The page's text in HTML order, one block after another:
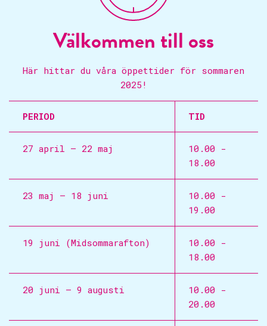
Välkommen till oss
Här hittar du våra öppettider för sommaren
2025!
PERIOD TID
27 april – 22 maj
10.00 -
18.00
23 maj – 18 juni
10.00 -
19.00
19 juni (Midsommarafton)
10.00 -
18.00
20 juni – 9 augusti
10.00 -
20.00